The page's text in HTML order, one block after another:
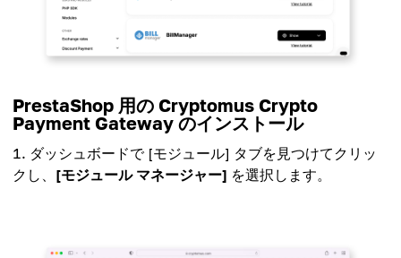
PrestaShop 用の Cryptomus Crypto
Payment Gateway のインストール
ダッシュボードで [モジュール] タブを見つけてクリッ
クし、 [モジュール マネージャー] を選択します。